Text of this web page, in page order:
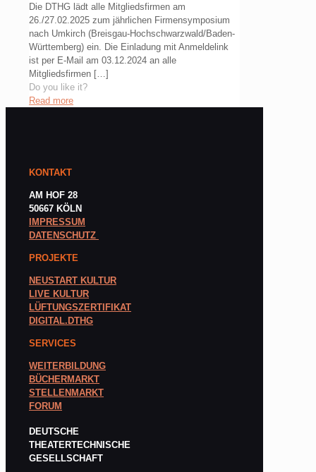
Die DTHG lädt alle Mitgliedsfirmen am
26./27.02.2025 zum jährlichen Firmensymposium
nach Umkirch (Breisgau-Hochschwarzwald/Baden-
Württemberg) ein. Die Einladung mit Anmeldelink
ist per E-Mail am 03.12.2024 an alle
Mitgliedsfirmen […]
Do you like it?
Read more
KONTAKT
AM HOF 28
50667 KÖLN
IMPRESSUM
DATENSCHUTZ
PROJEKTE
NEUSTART KULTUR
LIVE KULTUR
LÜFTUNGSZERTIFIKAT
DIGITAL.DTHG
SERVICES
WEITERBILDUNG
BÜCHERMARKT
STELLENMARKT
FORUM
DEUTSCHE
THEATERTECHNISCHE
GESELLSCHAFT